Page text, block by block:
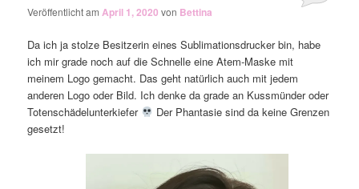
Veröffentlicht am April 1, 2020 von Bettina
Da ich ja stolze Besitzerin eines Sublimationsdrucker bin, habe
ich mir grade noch auf die Schnelle eine Atem-Maske mit
meinem Logo gemacht. Das geht natürlich auch mit jedem
anderen Logo oder Bild. Ich denke da grade an Kussmünder oder
Totenschädelunterkiefer
Der Phantasie sind da keine Grenzen
gesetzt!